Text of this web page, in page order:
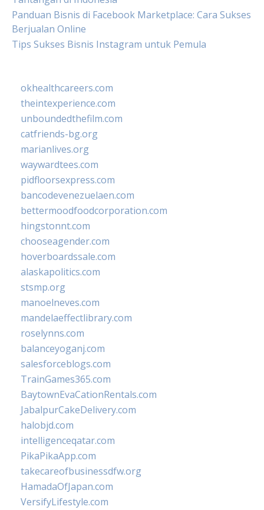
Panduan Bisnis di Facebook Marketplace: Cara Sukses
Berjualan Online
Tips Sukses Bisnis Instagram untuk Pemula
okhealthcareers.com
theintexperience.com
unboundedthefilm.com
catfriends-bg.org
marianlives.org
waywardtees.com
pidfloorsexpress.com
bancodevenezuelaen.com
bettermoodfoodcorporation.com
hingstonnt.com
chooseagender.com
hoverboardssale.com
alaskapolitics.com
stsmp.org
manoelneves.com
mandelaeffectlibrary.com
roselynns.com
balanceyoganj.com
salesforceblogs.com
TrainGames365.com
BaytownEvaCationRentals.com
JabalpurCakeDelivery.com
halobjd.com
intelligenceqatar.com
PikaPikaApp.com
takecareofbusinessdfw.org
HamadaOfJapan.com
VersifyLifestyle.com